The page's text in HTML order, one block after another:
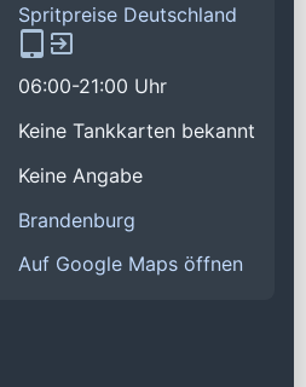
Spritpreise Deutschland
06:00-21:00 Uhr
Keine Tankkarten bekannt
Keine Angabe
Brandenburg
Auf Google Maps öffnen